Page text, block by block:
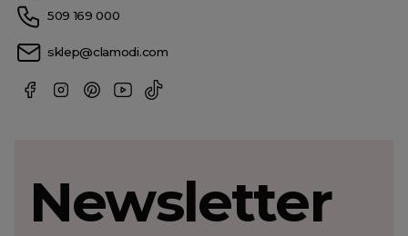
509 169 000
sklep@clamodi.com
Newsletter